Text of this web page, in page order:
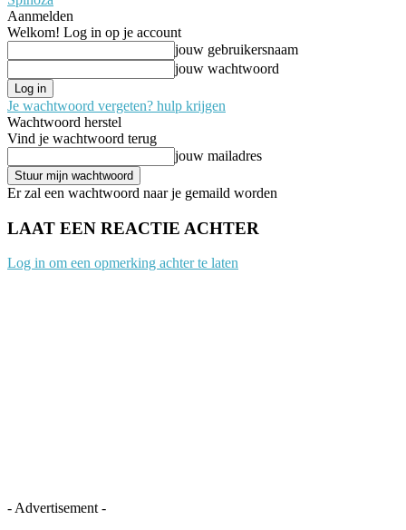
Aanmelden
Welkom! Log in op je account
jouw gebruikersnaam
jouw wachtwoord
Je wachtwoord vergeten? hulp krijgen
Wachtwoord herstel
Vind je wachtwoord terug
jouw mailadres
Er zal een wachtwoord naar je gemaild worden
LAAT EEN REACTIE ACHTER
Log in om een opmerking achter te laten
- Advertisement -